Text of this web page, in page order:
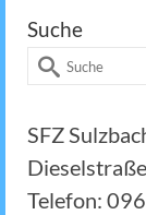
Suche
Suche
SFZ
Telefon: